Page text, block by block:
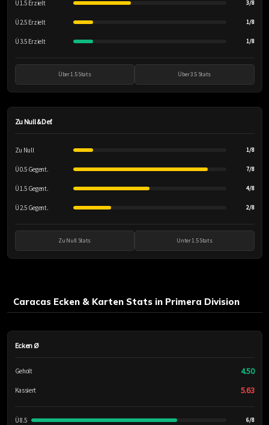
Ü 1.5 Erzielt 3/8
Ü 2.5 Erzielt 1/8
Ü 3.5 Erzielt 1/8
Über 1.5 Stats Über 3.5 Stats
Zu Null & Def.
Zu Null 1/8
Ü 0.5 Gegent. 7/8
Ü 1.5 Gegent. 4/8
Ü 2.5 Gegent. 2/8
Zu Null Stats Unter 1.5 Stats
Caracas Ecken & Karten Stats in Primera Division
Ecken Ø
Geholt 4.50
Kassiert 5.63
Ü 8.5 6/8